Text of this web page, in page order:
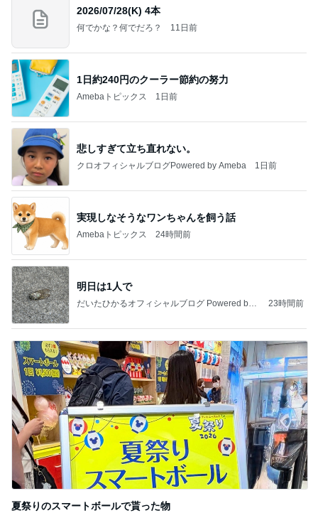
2026/07/28(K) 4本
何でかな？何でだろ？ 11日前
1日約240円のクーラー節約の努力
Amebaトピックス 1日前
悲しすぎて立ち直れない。
クロオフィシャルブログPowered by Ameba 1日前
実現しなそうなワンちゃんを飼う話
Amebaトピックス 24時間前
明日は1人で
だいたひかるオフィシャルブログ Powered by
23時間前
夏祭りのスマートボールで貰った物